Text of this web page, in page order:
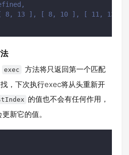
13 ], [ 8, 10 ], [ 11, 13 ],
exec
方法将只返回第一个匹配
，下次执行exec将从头重新开
的值也不会有任何作用，
新它的值。